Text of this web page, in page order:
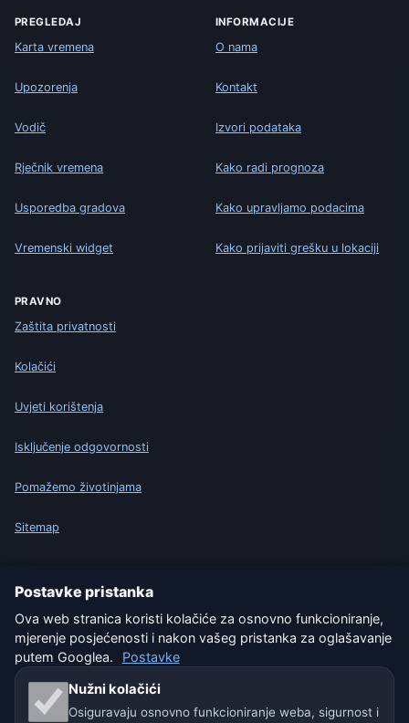
PREGLEDAJ
Karta vremena
Upozorenja
Vodič
Rječnik vremena
Usporedba gradova
Vremenski widget
INFORMACIJE
O nama
Kontakt
Izvori podataka
Kako radi prognoza
Kako upravljamo podacima
Kako prijaviti grešku u lokaciji
PRAVNO
Zaštita privatnosti
Kolačići
Uvjeti korištenja
Isključenje odgovornosti
Pomažemo životinjama
Sitemap
Naše vremenske stranice:
🇩🇪🇦🇹🇨🇭 Njemačka / Austrija / Švicarska
Postavke pristanka
Ova web stranica koristi kolačiće za osnovno funkcioniranje,
mjerenje posjećenosti i nakon vašeg pristanka za oglašavanje
putem Googlea.
Postavke
Nužni kolačići
Osiguravaju osnovno funkcioniranje weba, sigurnost i